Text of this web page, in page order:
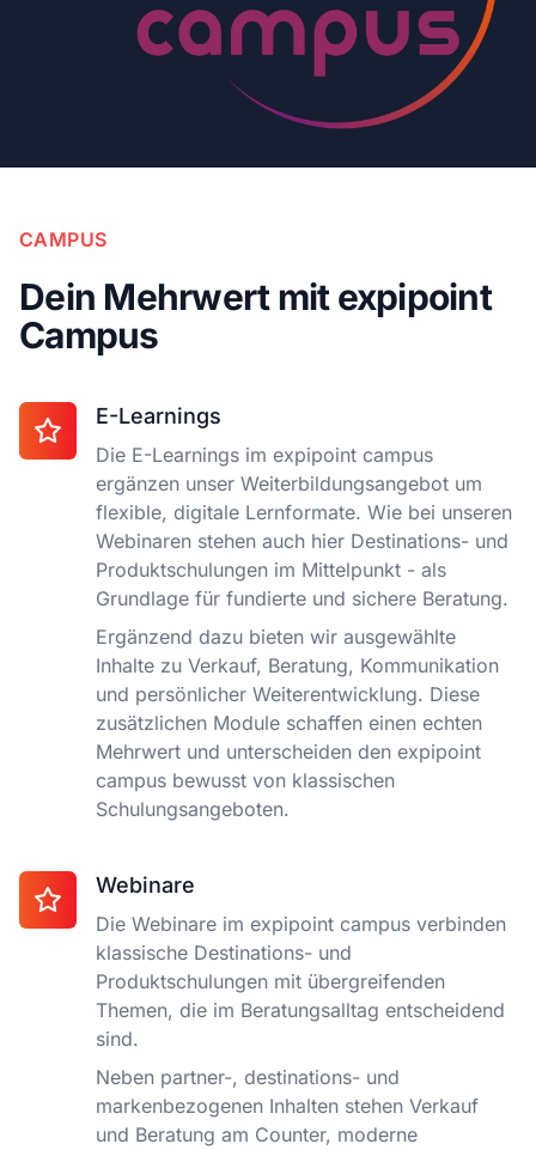
CAMPUS
Dein Mehrwert mit expipoint
Campus
E-Learnings
Die E-Learnings im expipoint campus
ergänzen unser Weiterbildungsangebot um
flexible, digitale Lernformate. Wie bei unseren
Webinaren stehen auch hier Destinations- und
Produktschulungen im Mittelpunkt - als
Grundlage für fundierte und sichere Beratung.
Ergänzend dazu bieten wir ausgewählte
Inhalte zu Verkauf, Beratung, Kommunikation
und persönlicher Weiterentwicklung. Diese
zusätzlichen Module schaffen einen echten
Mehrwert und unterscheiden den expipoint
campus bewusst von klassischen
Schulungsangeboten.
Webinare
Die Webinare im expipoint campus verbinden
klassische Destinations- und
Produktschulungen mit übergreifenden
Themen, die im Beratungsalltag entscheidend
sind.
Neben partner-, destinations- und
markenbezogenen Inhalten stehen Verkauf
und Beratung am Counter, moderne